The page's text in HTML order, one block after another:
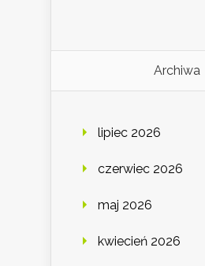
Archiwa
lipiec 2026
czerwiec 2026
maj 2026
kwiecień 2026